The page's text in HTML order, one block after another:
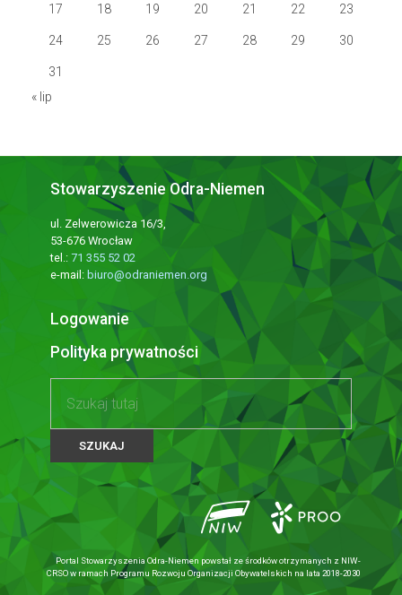
17 18 19 20 21 22 23
24 25 26 27 28 29 30
31
« lip
Stowarzyszenie Odra-Niemen
ul. Zelwerowicza 16/3,
53-676 Wrocław
tel.: 71 355 52 02
e-mail: biuro@odraniemen.org
Logowanie
Polityka prywatności
Portal Stowarzyszenia Odra-Niemen powstał ze środków otrzymanych z NIW-
CRSO w ramach Programu Rozwoju Organizacji Obywatelskich na lata 2018-2030